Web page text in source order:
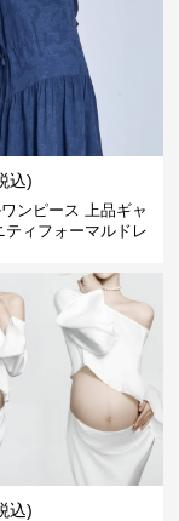
込)
ンピース 上品ギャ
ティフォーマルドレ
込)